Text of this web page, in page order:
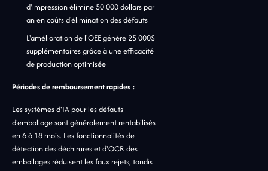
d'impression élimine 50 000 dollars par
an en coûts d'élimination des défauts
L'amélioration de l'OEE génère 25 000$
supplémentaires grâce à une efficacité
de production optimisée
Périodes de remboursement rapides :
Les systèmes d'IA pour les défauts
d'emballage sont généralement rentabilisés
en 6 à 18 mois. Les fonctionnalités de
détection des déchirures et d'OCR des
emballages réduisent les faux rejets, tandis